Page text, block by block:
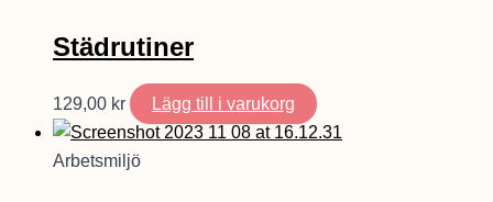
Städrutiner
129,00 kr Lägg till i varukorg
Arbetsmiljö